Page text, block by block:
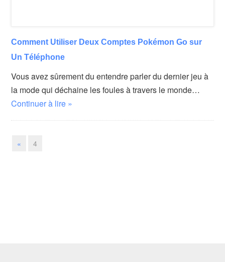
Comment Utiliser Deux Comptes Pokémon Go sur
Un Téléphone
Vous avez sûrement du entendre parler du dernier jeu à
la mode qui déchaine les foules à travers le monde…
Continuer à lire »
« 4